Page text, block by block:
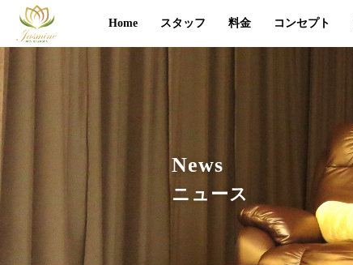
Home スタッフ 料金 コンセプト
News
ニュース